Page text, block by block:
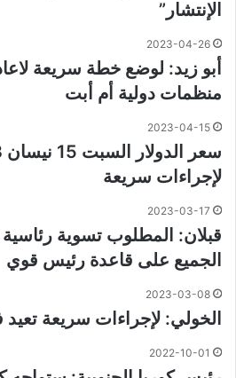
الإنتشار”
2023-04-26
أبو زيد: لوضع خطة سريعة
منظمات دولية أم أبت
2023-04-15
لإجراءات سريعة
2023-03-17
قبلان: المطلوب تسوية
الجميع على قاعدة رئيس قوي
2023-03-08
الخولي: لإجراءات سريعة
2022-10-01